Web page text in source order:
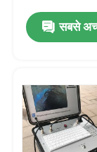
सबसे